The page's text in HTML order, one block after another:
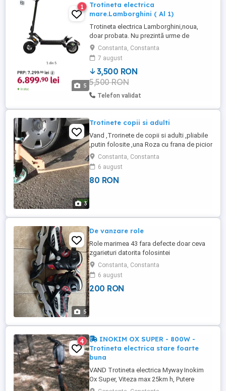
5
1
Trotineta electrica
mare.Lamborghini ( Al 1)
Trotineta electrica Lamborghini,noua,
doar probata. Nu prezintă urme de
folosință. Aplicație pe telefon. Se vinde
doar cu predare personala. Detalii doar
telefonic. schimb cu telefon.
Constanta, Constanta
7 august
3,500 RON
5,500 RON
Telefon validat
3
Trotinete copii si adulti
Vand ,Trorinete de copii si adulti ,pliabile
,putin folosite ,una Roza cu frana de picior
spate ,la 90 lei si altete mai mici pentru
3==9 ani .la 40 si 80 lei.detalii la
0770x195x352
Constanta, Constanta
6 august
80 RON
5
De vanzare role
Role marimea 43 fara defecte doar ceva
zgarieturi datorita folosintei
Constanta, Constanta
6 august
200 RON
4
INOKIM OX SUPER - 800W -
Trotineta electrica stare foarte
buna
VAND Trotineta electrica Myway Inokim
Ox Super, Viteza max 25km h, Putere
motor 800W, Baterie Li-Ion 57.6V 20.8Ah,